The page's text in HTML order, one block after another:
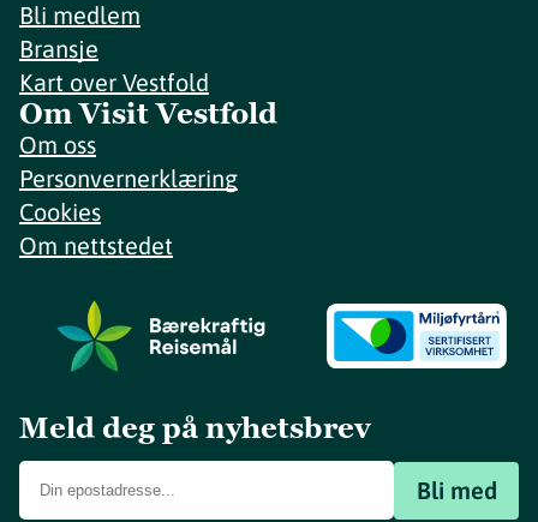
Bli medlem
Bransje
Kart over Vestfold
Om Visit Vestfold
Om oss
Personvernerklæring
Cookies
Om nettstedet
Meld deg på nyhetsbrev
Bli med